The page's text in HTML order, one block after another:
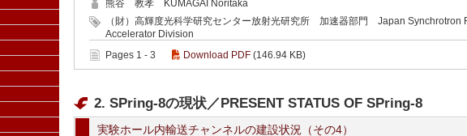
熊谷 教孝 KUMAGAI Noritaka
（財）高輝度光科学研究センター放射光研究所 加速器部門 Japan Synchrotron
Accelerator Division
Pages 1 - 3
Download PDF (146.94 KB)
2. SPring-8の現状／PRESENT STATUS OF SPring-8
実験ホール内輸送チャンネルの建設状況（その4）